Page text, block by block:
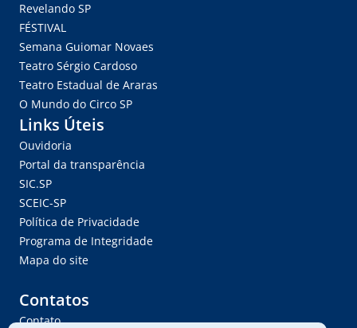
Revelando SP
FÉSTIVAL
Semana Guiomar Novaes
Teatro Sérgio Cardoso
Teatro Estadual de Araras
O Mundo do Circo SP
Links Úteis
Ouvidoria
Portal da transparência
SIC.SP
SCEIC-SP
Política de Privacidade
Programa de Integridade
Mapa do site
Contatos
Contato